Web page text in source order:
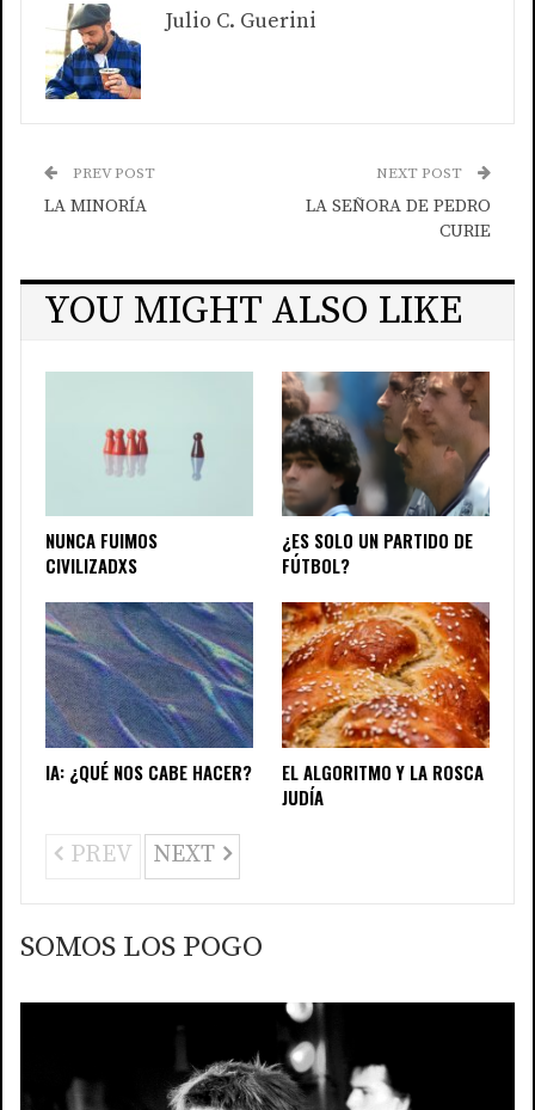
Julio C. Guerini
PREV POST
LA MINORÍA
NEXT POST
LA SEÑORA DE PEDRO
CURIE
YOU MIGHT ALSO LIKE
NUNCA FUIMOS
CIVILIZADXS
¿ES SOLO UN PARTIDO DE
FÚTBOL?
IA: ¿QUÉ NOS CABE HACER?
EL ALGORITMO Y LA ROSCA
JUDÍA
PREV NEXT
SOMOS LOS POGO